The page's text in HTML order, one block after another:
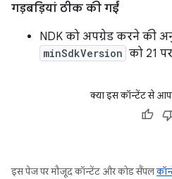
गड़बड़ियां ठीक की गईं
NDK को अपग्रेड करने की
minSdkVersion को 21
क्या इस कॉन्टेंट से
इस पेज पर मौजूद कॉन्टेंट और कोड सैंपल